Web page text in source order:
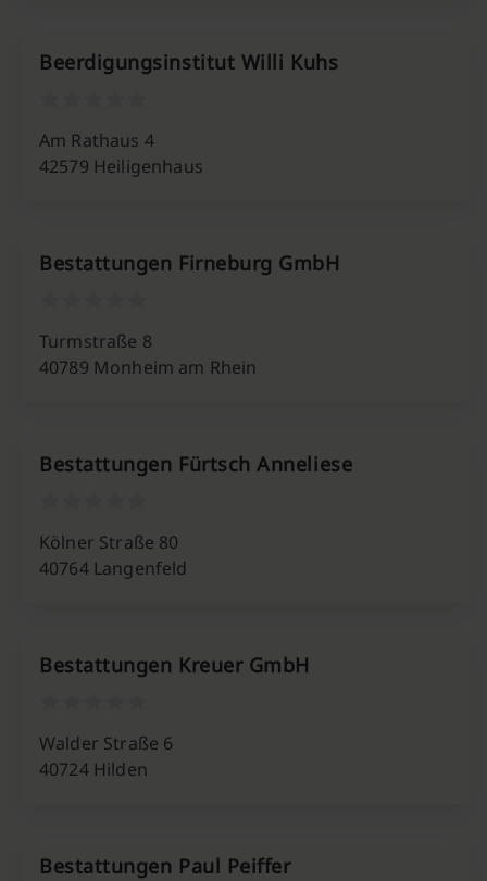
Beerdigungsinstitut Willi Kuhs
Am Rathaus 4
42579 Heiligenhaus
Bestattungen Firneburg GmbH
Turmstraße 8
40789 Monheim am Rhein
Bestattungen Fürtsch Anneliese
Kölner Straße 80
40764 Langenfeld
Bestattungen Kreuer GmbH
Walder Straße 6
40724 Hilden
Bestattungen Paul Peiffer